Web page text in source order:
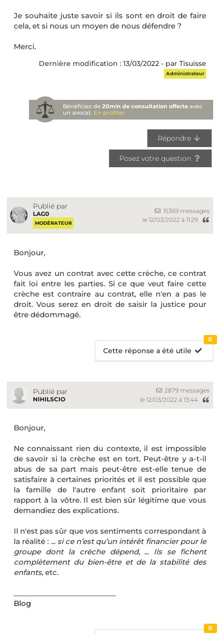
Je souhaite juste savoir si ils sont en droit de faire
cela, et si nous un moyen de nous défendre ?
Merci.
Dernière modification : 13/03/2022 - par Tisuisse
Administrateur
Bénéficiez de20min de consultation offerte avec
un avocat. En profiter
Répondre
Posez votre question
Publié par
LAG0
MODÉRATEUR
15369 messages
le 12/03/2022 à 11:29
Bonjour,
Vous avez un contrat avec cette crèche, ce contrat
fait loi entre les parties. Si ce que veut faire cette
crèche est contraire au contrat, elle n'en a pas le
droit. Vous serez en droit de saisir la justice pour
être dédommagé.
Cette réponse a été utile
0
Publié par
NIHILSCIO
2879 messages
le 12/03/2022 à 13:44
Bonjour,
Ne connaissant rien du contexte, il est impossible
de savoir si la crèche est en tort. Peut-être y a-t-il
abus de sa part mais peut-être est-elle tenue de
satisfaire à certaines priorités et il est possible que
la famille de l'autre enfant soit prioritaire par
rapport à la vôtre. Il est bien sûr légitime que vous
demandiez des explications.
Il n'est pas sûr que vos sentiments correspondant à
la réalité : ... si ce n’est qu’un intérêt financier pour le
groupe dont la crèche dépend, ... Ils se fichent
complètement du bien-être et de la stabilité des
enfants, etc.
Blog
0